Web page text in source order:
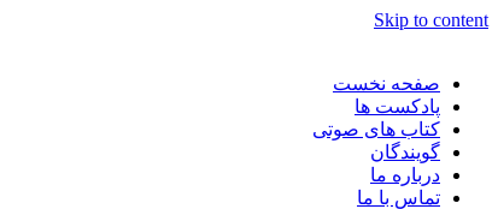
Skip to content
صفحه نخست
پادکست ها
کتاب های صوتی
گویندگان
درباره ما
تماس با ما